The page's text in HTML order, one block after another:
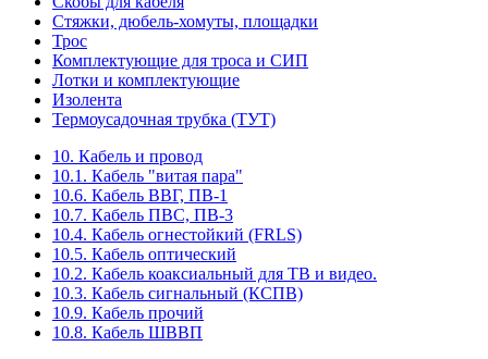
Стяжки, дюбель-хомуты, площадки
Трос
Комплектующие для троса и СИП
Лотки и комплектующие
Изолента
Термоусадочная трубка (ТУТ)
10. Кабель и провод
10.1. Кабель "витая пара"
10.6. Кабель ВВГ, ПВ-1
10.7. Кабель ПВС, ПВ-3
10.4. Кабель огнестойкий (FRLS)
10.5. Кабель оптический
10.2. Кабель коаксиальный для ТВ и видео.
10.3. Кабель сигнальный (КСПВ)
10.9. Кабель прочий
10.8. Кабель ШВВП